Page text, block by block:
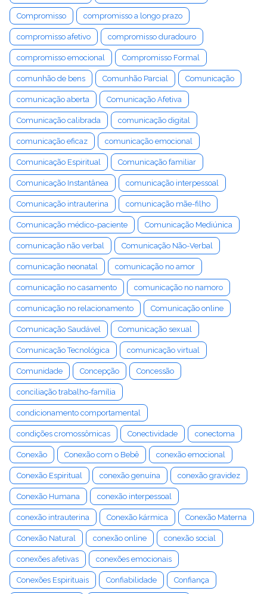
Compromisso compromisso a longo prazo
compromisso afetivo compromisso duradouro
compromisso emocional Compromisso Formal
comunhão de bens Comunhão Parcial Comunicação
comunicação aberta Comunicação Afetiva
Comunicação calibrada comunicação digital
comunicação eficaz comunicação emocional
Comunicação Espiritual Comunicação familiar
Comunicação Instantânea comunicação interpessoal
Comunicação intrauterina comunicação mãe-filho
Comunicação médico-paciente Comunicação Mediúnica
comunicação não verbal Comunicação Não-Verbal
comunicação neonatal comunicação no amor
comunicação no casamento comunicação no namoro
comunicação no relacionamento Comunicação online
Comunicação Saudável Comunicação sexual
Comunicação Tecnológica comunicação virtual
Comunidade Concepção Concessão
conciliação trabalho-família
condicionamento comportamental
condições cromossômicas Conectividade conectoma
Conexão Conexão com o Bebê conexão emocional
Conexão Espiritual conexão genuína conexão gravidez
Conexão Humana conexão interpessoal
conexão intrauterina Conexão kármica Conexão Materna
Conexão Natural conexão online conexão social
conexões afetivas conexões emocionais
Conexões Espirituais Confiabilidade Confiança